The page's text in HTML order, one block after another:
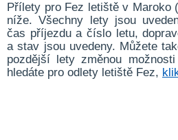
Přílety pro Fez letiště v Maroko
níže. Všechny lety jsou
čas příjezdu a číslo letu,
a stav jsou uvedeny. Můžete
pozdější lety změnou
hledáte pro odlety letiště Fez,